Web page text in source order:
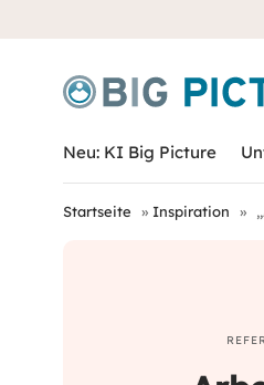
Neu: KI Big Picture
Startseite » Inspiration »